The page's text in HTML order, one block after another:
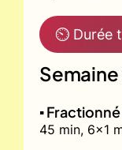
⏲ Durée
▪️
45 min, 6x1